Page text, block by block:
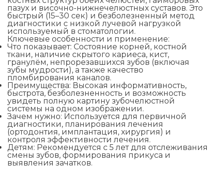
пазух и височно-нижнечелюстных суставов. Это
быстрый (15–30 сек) и безболезненный метод
диагностики с низкой лучевой нагрузкой
используемый в стоматологии.
Ключевые особенности и применение:
Что показывает: Состояние корней, костной
ткани, наличие скрытого кариеса, кист,
гранулём, непрорезавшихся зубов (включая
зубы мудрости), а также качество
пломбирования каналов.
Преимущества: Высокая информативность,
быстрота, безболезненность и возможность
увидеть полную картину зубочелюстной
системы на одном изображении.
Зачем нужно: Используется для первичной
диагностики, планирования лечения
(ортодонтия, имплантация, хирургия) и
контроля эффективности лечения.
Детям: Рекомендуется с 5 лет для отслеживания
смены зубов, формирования прикуса и
выявления зачатков.